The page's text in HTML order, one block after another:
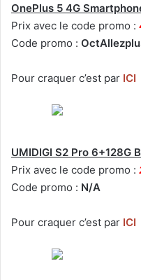
OnePlus 5 4G
Prix avec le code promo :
Code promo :
Pour craquer c’est par ICI
UMIDIGI S2 Pro 6+128G
Prix avec le code promo :
Code promo : N/A
Pour craquer c’est par ICI